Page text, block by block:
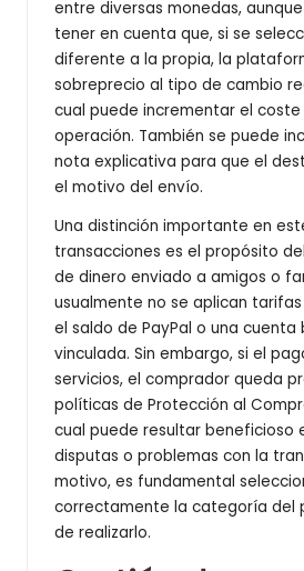
entre diversas monedas,
tener en cuenta que, si se
diferente a la propia, la
sobreprecio al tipo de cambio
cual puede incrementar el
operación. También se puede
nota explicativa para que el
el motivo del envío.
Una distinción importante en
transacciones es el propósito
de dinero enviado a amigos o
usualmente no se aplican
el saldo de PayPal o una cuenta
vinculada. Sin embargo, si el
servicios, el comprador queda
políticas de Protección al
cual puede resultar beneficioso
disputas o problemas con la
motivo, es fundamental
correctamente la categoría del
de realizarlo.